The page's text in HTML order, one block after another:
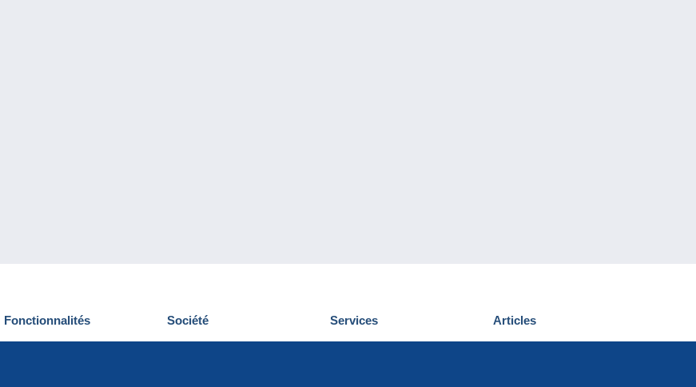
Fonctionnalités
Nouveautés
Société
Qui sommes-nous
Services
Découvrir Delcampe
Articles